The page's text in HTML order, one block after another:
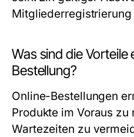
Mitgliederregistrierung
Was sind die Vorteile
Bestellung?
Online-Bestellungen
Produkte im Voraus zu
Wartezeiten zu